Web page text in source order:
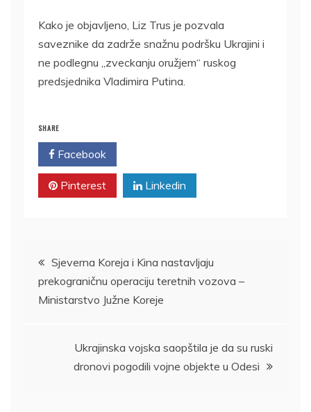
Kako je objavljeno, Liz Trus je pozvala
saveznike da zadrže snažnu podršku Ukrajini i
ne podlegnu „zveckanju oružjem“ ruskog
predsjednika Vladimira Putina.
SHARE
Facebook
Pinterest Linkedin
Kretanje
članka
Sjeverna Koreja i Kina nastavljaju
prekograničnu operaciju teretnih vozova –
Ministarstvo Južne Koreje
Ukrajinska vojska saopštila je da su ruski
dronovi pogodili vojne objekte u Odesi